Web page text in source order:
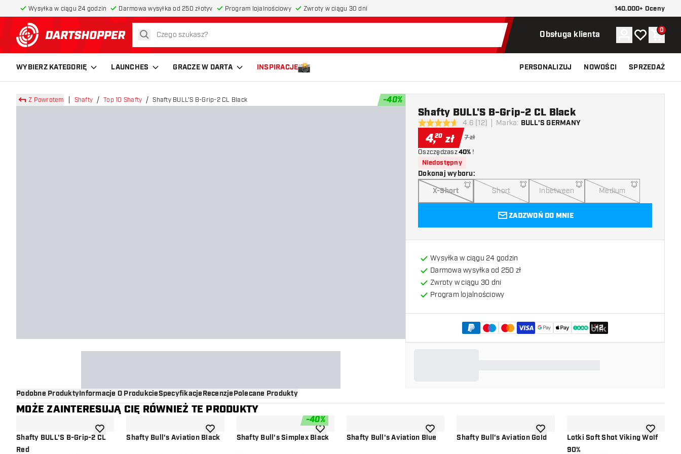
Wysyłka w ciągu 24 godzin Darmowa wysyłka od 250 złotyv Program lojalnościowy Zwroty w ciągu 30 dni 140.000+ Oceny
powrót do strony głównej
szukaj Obsługa klienta Konto
Moja listaKoszyk
0
WYBIERZ KATEGORIĘ LAUNCHES GRACZE W DARTA INSPIRACJE PERSONALIZUJ NOWOŚCI SPRZEDAŻ
Z Powrotem Shafty Top 10 Shafty Shafty BULL'S B-Grip-2 CL Black -40%
4.6 gwiazdki oceny
4.6 (12) Marka: BULL'S GERMANY
Shafty BULL'S B-Grip-2 CL Black
4,20 zł 7 zł
Oszczędzasz40% !
Niedostępny
Dokonaj wyboru:
X-Short
Short Inbetween Medium
ZADZWOŃ DO MNIE
Wysyłka w ciągu 24 godzin
Darmowa wysyłka od 250 zł
Zwroty w ciągu 30 dni
Program lojalnościowy
+2
Podobne ProduktyInformacje O ProdukcieSpecyfikacjeRecenzjePolecane Produkty
MOŻE ZAINTERESUJĄ CIĘ RÓWNIEŻ TE PRODUKTY
Shafty BULL'S B-Grip-2 CL
Red
dodaj do listy życzeńShafty Bull's Aviation Blackdodaj do listy życzeń
-40%
Shafty Bull's Simplex Blackdodaj do listy życzeńShafty Bull's Aviation Bluedodaj do listy życzeńShafty Bull's Aviation Golddodaj do listy życzeńLotki Soft Shot Viking Wolf
90%
dodaj do